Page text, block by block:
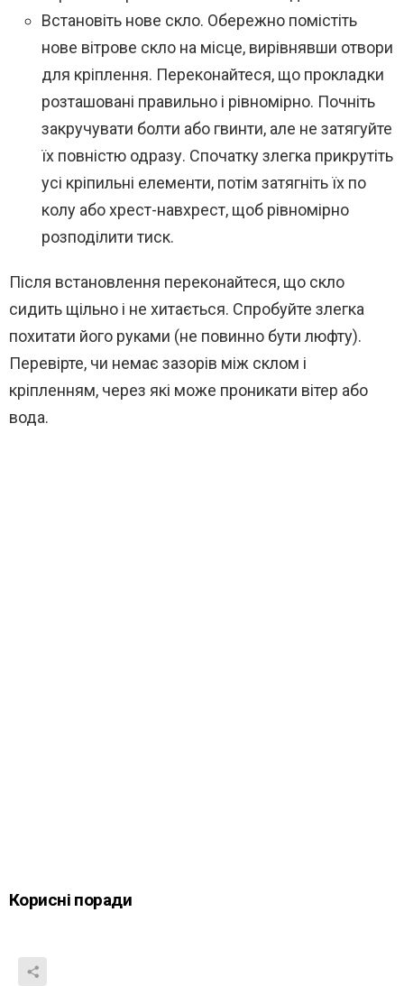
Встановіть нове скло. Обережно помістіть
нове вітрове скло на місце, вирівнявши отвори
для кріплення. Переконайтеся, що прокладки
розташовані правильно і рівномірно. Почніть
закручувати болти або гвинти, але не затягуйте
їх повністю одразу. Спочатку злегка прикрутіть
усі кріпильні елементи, потім затягніть їх по
колу або хрест-навхрест, щоб рівномірно
розподілити тиск.
Після встановлення переконайтеся, що скло
сидить щільно і не хитається. Спробуйте злегка
похитати його руками (не повинно бути люфту).
Перевірте, чи немає зазорів між склом і
кріпленням, через які може проникати вітер або
вода.
Корисні поради